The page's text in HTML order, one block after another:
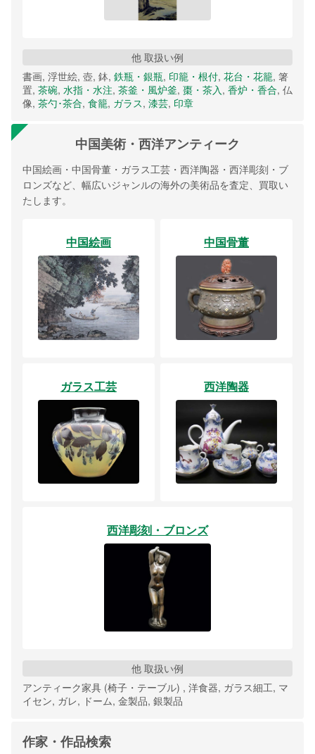
他 取扱い例
書画, 浮世絵, 壺, 鉢, 鉄瓶・銀瓶, 印籠・根付, 花台・花籠, 箸
置, 茶碗, 水指・水注, 茶釜・風炉釜, 棗・茶入, 香炉・香合, 仏
像, 茶勺･茶合, 食籠, ガラス, 漆芸, 印章
中国美術・西洋アンティーク
中国絵画・中国骨董・ガラス工芸・西洋陶器・西洋彫刻・ブ
ロンズなど、幅広いジャンルの海外の美術品を査定、買取い
たします。
中国絵画 中国骨董
ガラス工芸 西洋陶器
西洋彫刻・ブロンズ
他 取扱い例
アンティーク家具 (椅子・テーブル) , 洋食器, ガラス細工, マ
イセン, ガレ, ドーム, 金製品, 銀製品
作家・作品検索